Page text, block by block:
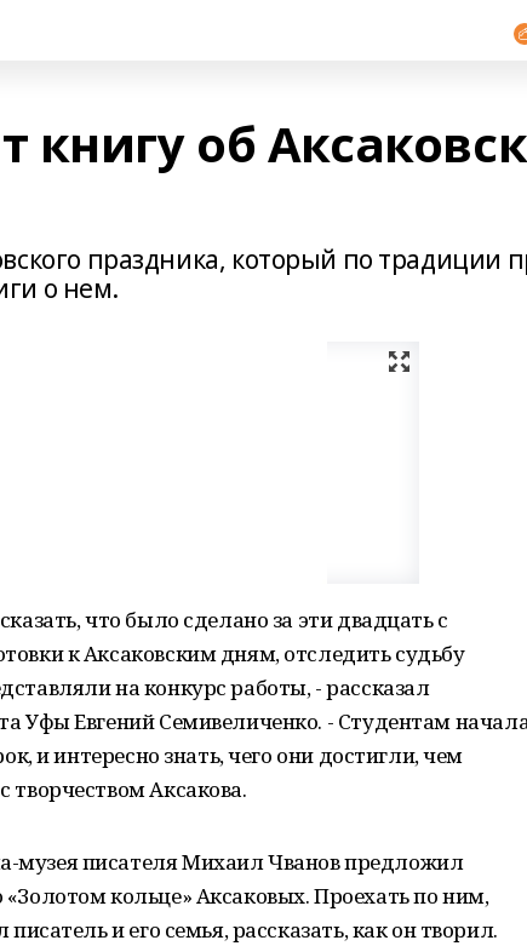
книгу об
праздника, который по традиции
о нем.
что было сделано за эти двадцать с
к Аксаковским дням, отследить судьбу
на конкурс работы, - рассказал
Уфы Евгений Семивеличенко. - Студентам
и интересно знать, чего они достигли, чем
творчеством Аксакова.
музея писателя Михаил Чванов предложил
кольце» Аксаковых. Проехать по ним,
и его семья, рассказать, как он творил.